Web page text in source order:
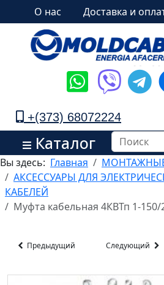
О нас Доставка и
+(373) 68072224
Каталог
Вы здесь: Главная
АКСЕССУАРЫ ДЛЯ
КАБЕЛЕЙ
Муфта кабельная 4КВТп 1-150/
Предыдущий Следующий